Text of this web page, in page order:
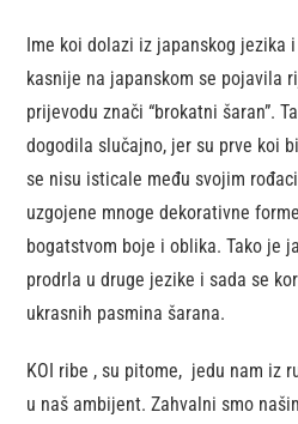
Ime koi dolazi iz japanskog jezika
kasnije na japanskom se pojavila
prijevodu znači “brokatni šaran”.
dogodila slučajno, jer su prve koi
se nisu isticale među svojim
uzgojene mnoge dekorativne
bogatstvom boje i oblika. Tako je
prodrla u druge jezike i sada se
ukrasnih pasmina šarana.
KOI ribe , su pitome, jedu nam iz
u naš ambijent. Zahvalni smo